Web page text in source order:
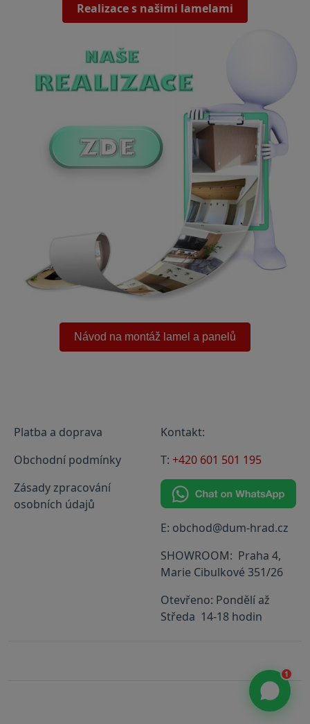
Realizace s našimi lamelami
Návod na montáž lamel a panelů
Platba a doprava
Obchodní podmínky
Zásady zpracování
osobních údajů
Kontakt:
T: +420 601 501 195
E: obchod@dum-hrad.cz
SHOWROOM: Praha 4,
Marie Cibulkové 351/26
Otevřeno: Pondělí až
Středa 14-18 hodin
1